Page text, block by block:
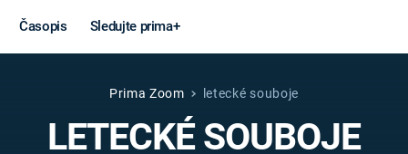
Časopis Sledujte prima+
Věda a
Války
Prima Zoom letecké souboje
LETECKÉ SOUBOJE